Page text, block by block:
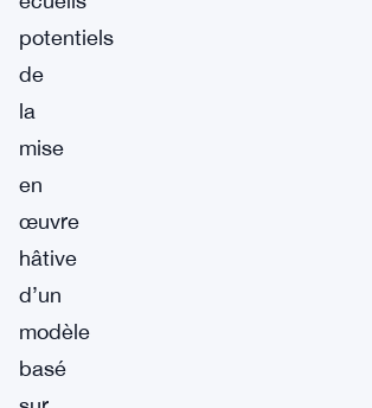
potentiels
de
la
mise
en
œuvre
hâtive
d’un
modèle
basé